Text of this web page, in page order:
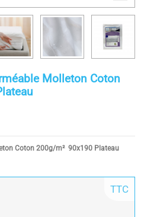
Molleton Coton
Coton 200g/m² 90x190 Plateau
TTC